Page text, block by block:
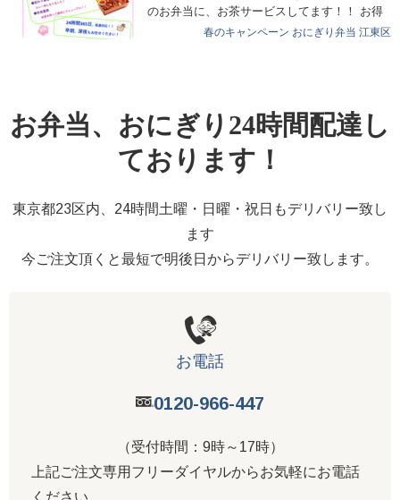
のお弁当に、お茶サービスしてます！！ お得
なこの時…春のキャンペーン おにぎり弁当 江東区
お弁当、おにぎり24時間配達し
ております！
東京都23区内、24時間土曜・日曜・祝日もデリバリー致し
ます
今ご注文頂くと最短で明後日からデリバリー致します。
お電話
0120-966-447
（受付時間：9時～17時）
上記ご注文専用フリーダイヤルからお気軽にお電話